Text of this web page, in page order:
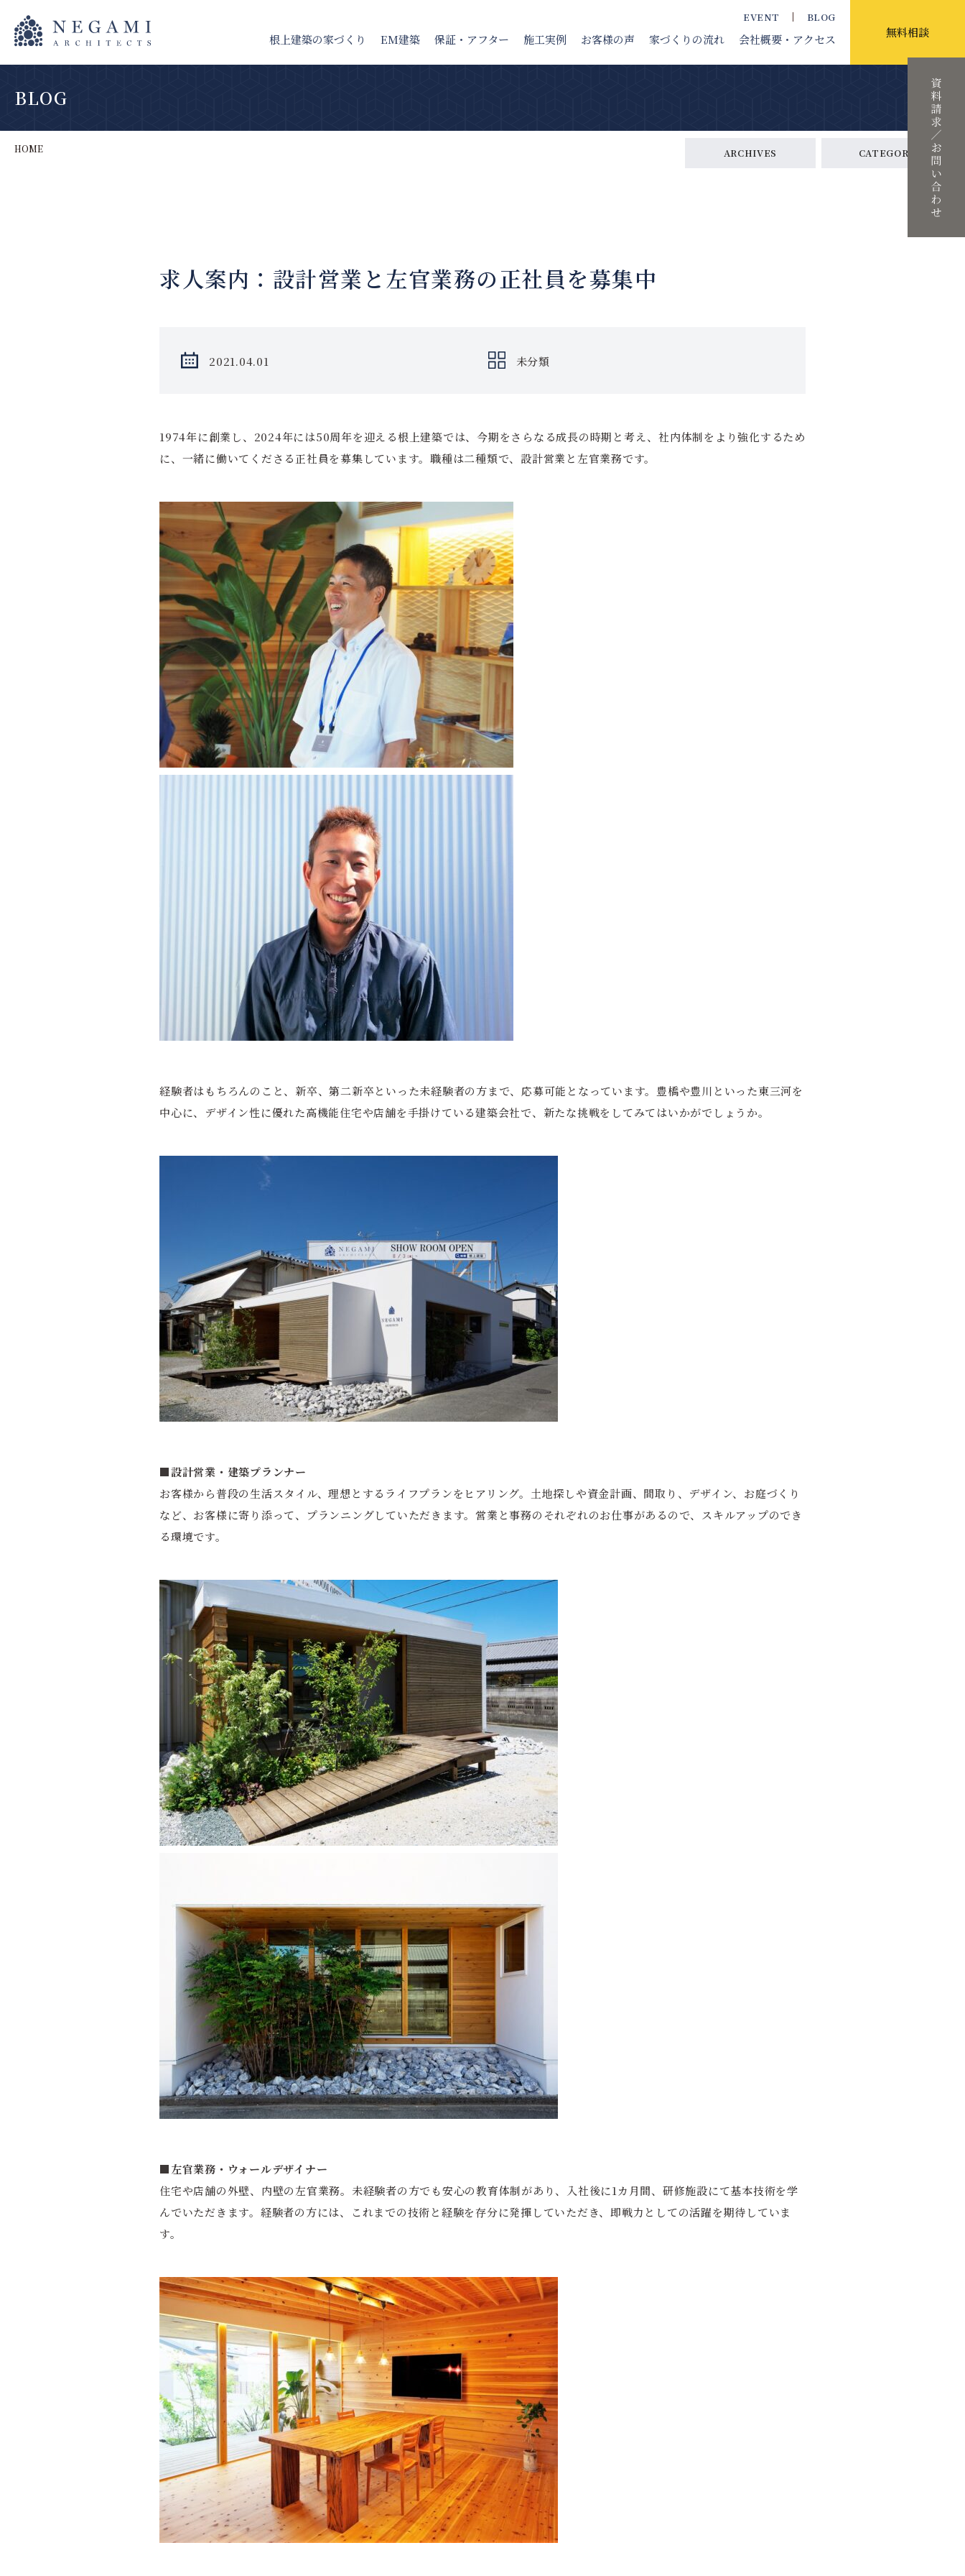
根上建築の家づくり EM建築 保証・アフター 施工実例 お客様の声 家づくりの流れ 会社概要 ・アクセス
EVENT BLOG
無料相談
BLOG
HOME ARCHIVES CATEGORY
求人案内：設計営業と左官業務の正社員を募集中
2021.04.01 未分類
1974年に創業し、2024年には50周年を迎える根上建築では、今期をさらなる成長の時期と考え、社内体制をより強化するため
に、一緒に働いてくださる正社員を募集しています。職種は二種類で、設計営業と左官業務です。
経験者はもちろんのこと、新卒、第二新卒といった未経験者の方まで、応募可能となっています。豊橋や豊川といった東三河を
中心に、デザイン性に優れた高機能住宅や店舗を手掛けている建築会社で、新たな挑戦をしてみてはいかがでしょうか。
■設計営業・建築プランナー
お客様から普段の生活スタイル、理想とするライフプランをヒアリング。土地探しや資金計画、間取り、デザイン、お庭づくり
など、お客様に寄り添って、プランニングしていただきます。営業と事務のそれぞれのお仕事があるので、スキルアップのでき
る環境です。
■左官業務・ウォールデザイナー
住宅や店舗の外壁、内壁の左官業務。未経験者の方でも安心の教育体制があり、入社後に1カ月間、研修施設にて基本技術を学
んでいただきます。経験者の方には、これまでの技術と経験を存分に発揮していただき、即戦力としての活躍を期待していま
す。